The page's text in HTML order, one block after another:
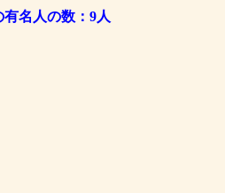
名人の数：9人